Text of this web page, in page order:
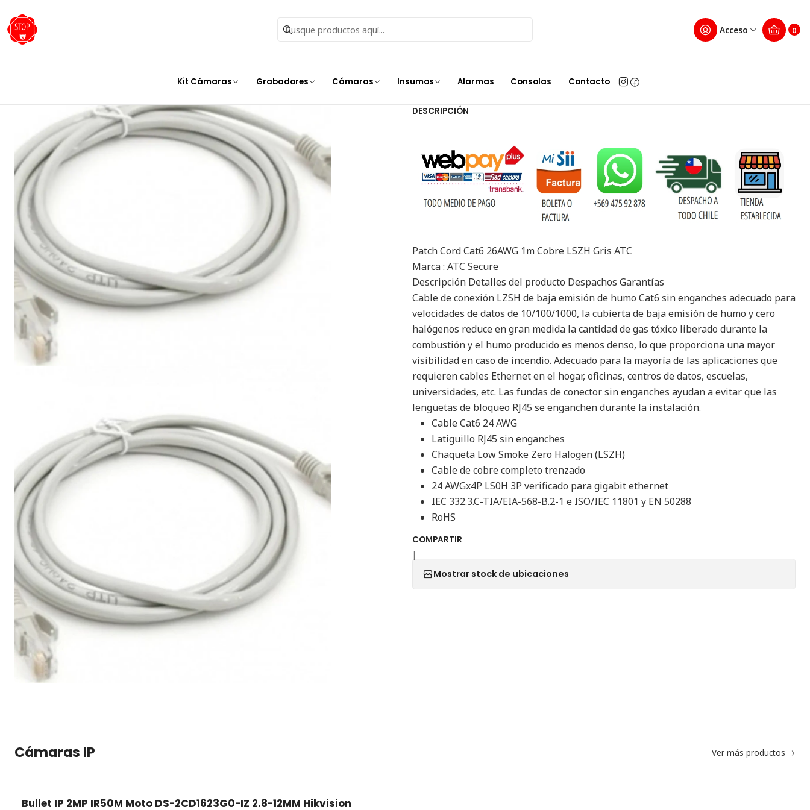
Acceso 0
Kit Cámaras Grabadores Cámaras Insumos Alarmas Consolas Contacto
Agregar al Carro
DESCRIPCIÓN
Patch Cord Cat6 26AWG 1m Cobre LSZH Gris ATC
Marca : ATC Secure
Descripción Detalles del producto Despachos Garantías
Cable de conexión LZSH de baja emisión de humo Cat6 sin enganches adecuado para
velocidades de datos de 10/100/1000, la cubierta de baja emisión de humo y cero
halógenos reduce en gran medida la cantidad de gas tóxico liberado durante la
combustión y el humo producido es menos denso, lo que proporciona una mayor
visibilidad en caso de incendio. Adecuado para la mayoría de las aplicaciones que
requieren cables Ethernet en el hogar, oficinas, centros de datos, escuelas,
universidades, etc. Las fundas de conector sin enganches ayudan a evitar que las
lengüetas de bloqueo RJ45 se enganchen durante la instalación.
Cable Cat6 24 AWG
Latiguillo RJ45 sin enganches
Chaqueta Low Smoke Zero Halogen (LSZH)
Cable de cobre completo trenzado
24 AWGx4P LS0H 3P verificado para gigabit ethernet
IEC 332.3.C-TIA/EIA-568-B.2-1 e ISO/IEC 11801 y EN 50288
RoHS
COMPARTIR
|
Mostrar stock de ubicaciones
Cámaras IP Ver más productos
Bullet IP 2MP IR50M Moto DS-2CD1623G0-IZ 2.8-12MM Hikvision